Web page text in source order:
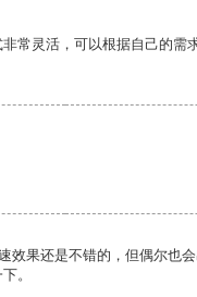
常灵活，可以根据自己的需
效果还是不错的，但偶尔也
。